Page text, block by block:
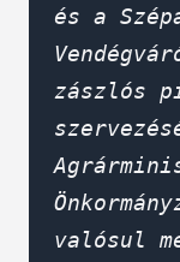
és a
zászlós
valósul